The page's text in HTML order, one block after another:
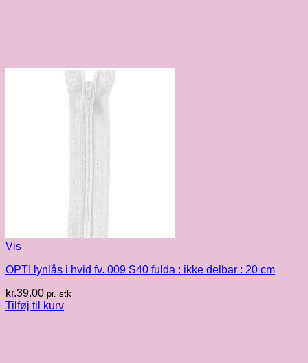
Vis
OPTI lynlås i hvid fv. 009 S40 fulda : ikke delbar : 20 cm
kr.39.00 pr. stk
Tilføj til kurv